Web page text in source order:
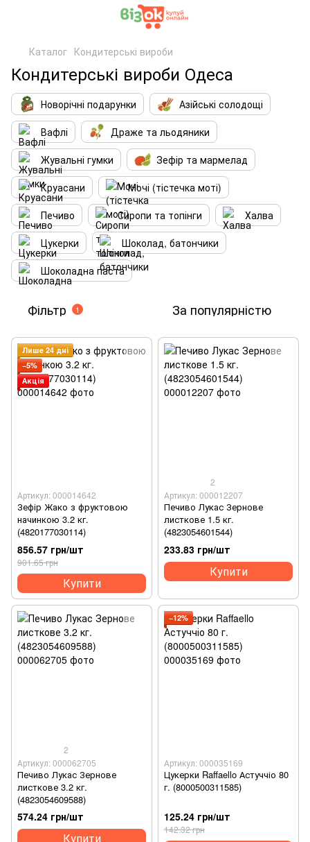
Каталог Кондитерські вироби
Кондитерські вироби Одеса
Новорічні подарунки
Азійські солодощі
Вафлі
Драже та льодяники
Жувальні гумки
Зефір та мармелад
Круасани
Мочі (тістечка моті)
Печиво
Сиропи та топінги
Халва
Цукерки
Шоколад, батончики
Шоколадна паста
Фільтр 1 За популярністю
Лише 24 дні
−5%
Акція
Артикул: 000014642
Зефір Жако з фруктовою
начинкою 3.2 кг.
(4820177030114)
856.57 грн/шт
901.65 грн
Купити
2
Артикул: 000012207
Печиво Лукас Зернове
листкове 1.5 кг.
(4823054601544)
233.83 грн/шт
Купити
2
Артикул: 000062705
Печиво Лукас Зернове
листкове 3.2 кг.
(4823054609588)
574.24 грн/шт
Купити
−12%
Артикул: 000035169
Цукерки Raffaello Астуччіо 80
г. (8000500311585)
125.24 грн/шт
142.32 грн